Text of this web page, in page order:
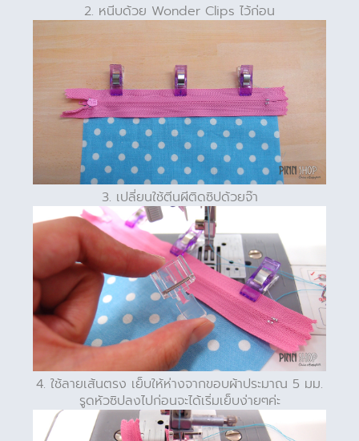
2. หนีบด้วย Wonder Clips ไว้ก่อน
3. เปลี่ยนใช้ตีนผีติดซิปด้วยจ๊า
4. ใช้ลายเส้นตรง เย็บให้ห่างจากขอบผ้าประมาณ 5 มม.
รูดหัวซิปลงไปก่อนจะได้เริ่มเย็บง่ายๆค่ะ